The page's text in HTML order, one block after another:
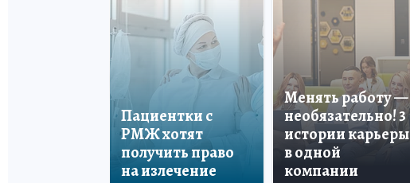
Пациентки с
РМЖ хотят
получить право
на излечение
Менять работу —
необязательно! 3
истории карьеры
в одной
компании